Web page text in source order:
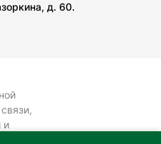
д. 60.
и